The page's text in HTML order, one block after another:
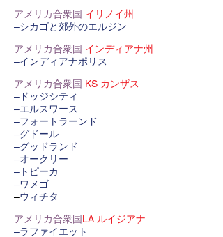
アメリカ合衆国 イリノイ州
–シカゴと郊外のエルジン
アメリカ合衆国 インディアナ州
–インディアナポリス
アメリカ合衆国 KS カンザス
–ドッジシティ
–エルスワース
–フォートラーンド
–グドール
–グッドランド
–オークリー
–トピーカ
–ワメゴ
–ウィチタ
アメリカ合衆国LA ルイジアナ
–ラファイエット